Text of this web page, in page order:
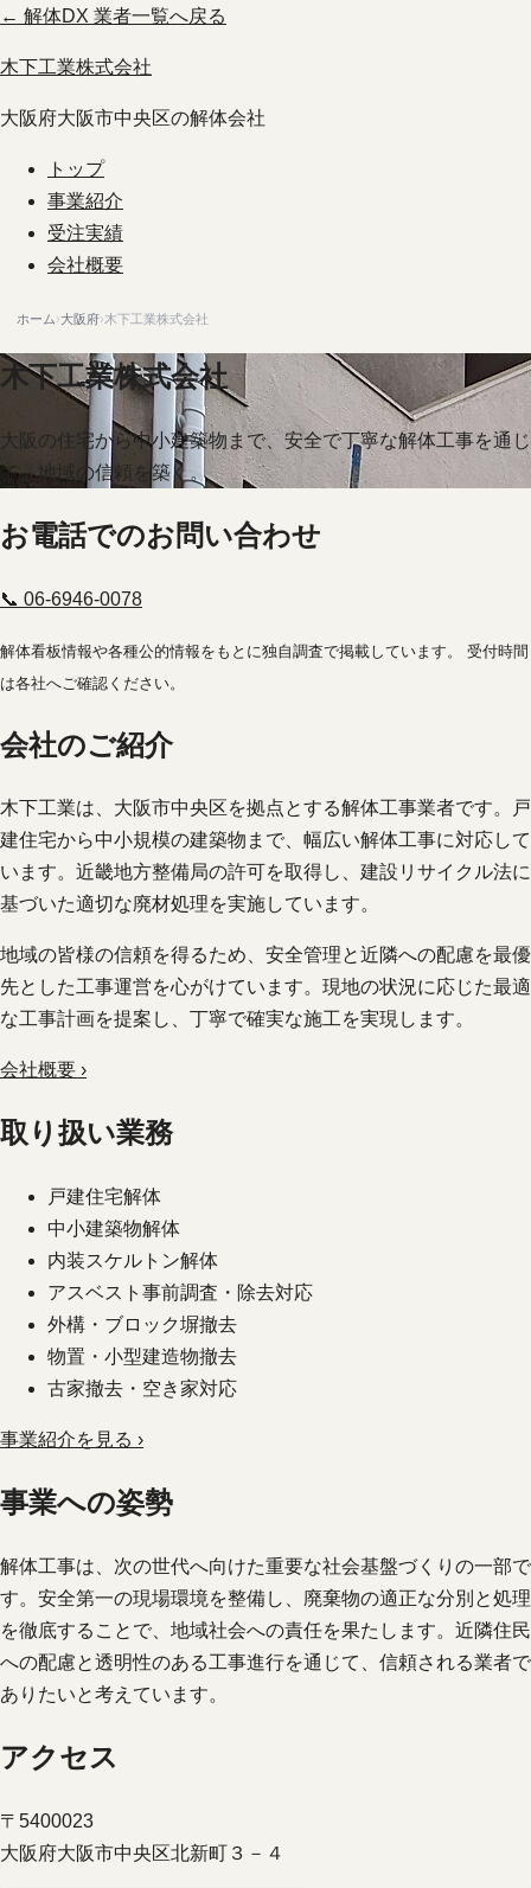
← 解体DX 業者一覧へ戻る
木下工業株式会社
大阪府大阪市中央区の解体会社
トップ
事業紹介
受注実績
会社概要
ホーム›大阪府›木下工業株式会社
木下工業株式会社
大阪の住宅から中小建築物まで、安全で丁寧な解体工事を通じ
て、地域の信頼を築く。
お電話でのお問い合わせ
📞 06-6946-0078
解体看板情報や各種公的情報をもとに独自調査で掲載しています。 受付時間
は各社へご確認ください。
会社のご紹介
木下工業は、大阪市中央区を拠点とする解体工事業者です。戸
建住宅から中小規模の建築物まで、幅広い解体工事に対応して
います。近畿地方整備局の許可を取得し、建設リサイクル法に
基づいた適切な廃材処理を実施しています。
地域の皆様の信頼を得るため、安全管理と近隣への配慮を最優
先とした工事運営を心がけています。現地の状況に応じた最適
な工事計画を提案し、丁寧で確実な施工を実現します。
会社概要 ›
取り扱い業務
戸建住宅解体
中小建築物解体
内装スケルトン解体
アスベスト事前調査・除去対応
外構・ブロック塀撤去
物置・小型建造物撤去
古家撤去・空き家対応
事業紹介を見る ›
事業への姿勢
解体工事は、次の世代へ向けた重要な社会基盤づくりの一部で
す。安全第一の現場環境を整備し、廃棄物の適正な分別と処理
を徹底することで、地域社会への責任を果たします。近隣住民
への配慮と透明性のある工事進行を通じて、信頼される業者で
ありたいと考えています。
アクセス
〒5400023
大阪府大阪市中央区北新町３－４